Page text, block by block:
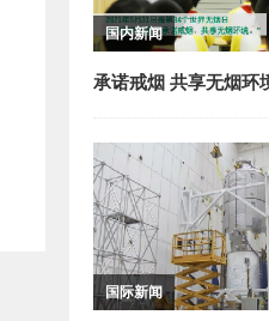
国内新闻
承诺戒烟 共享无烟环
国际新闻